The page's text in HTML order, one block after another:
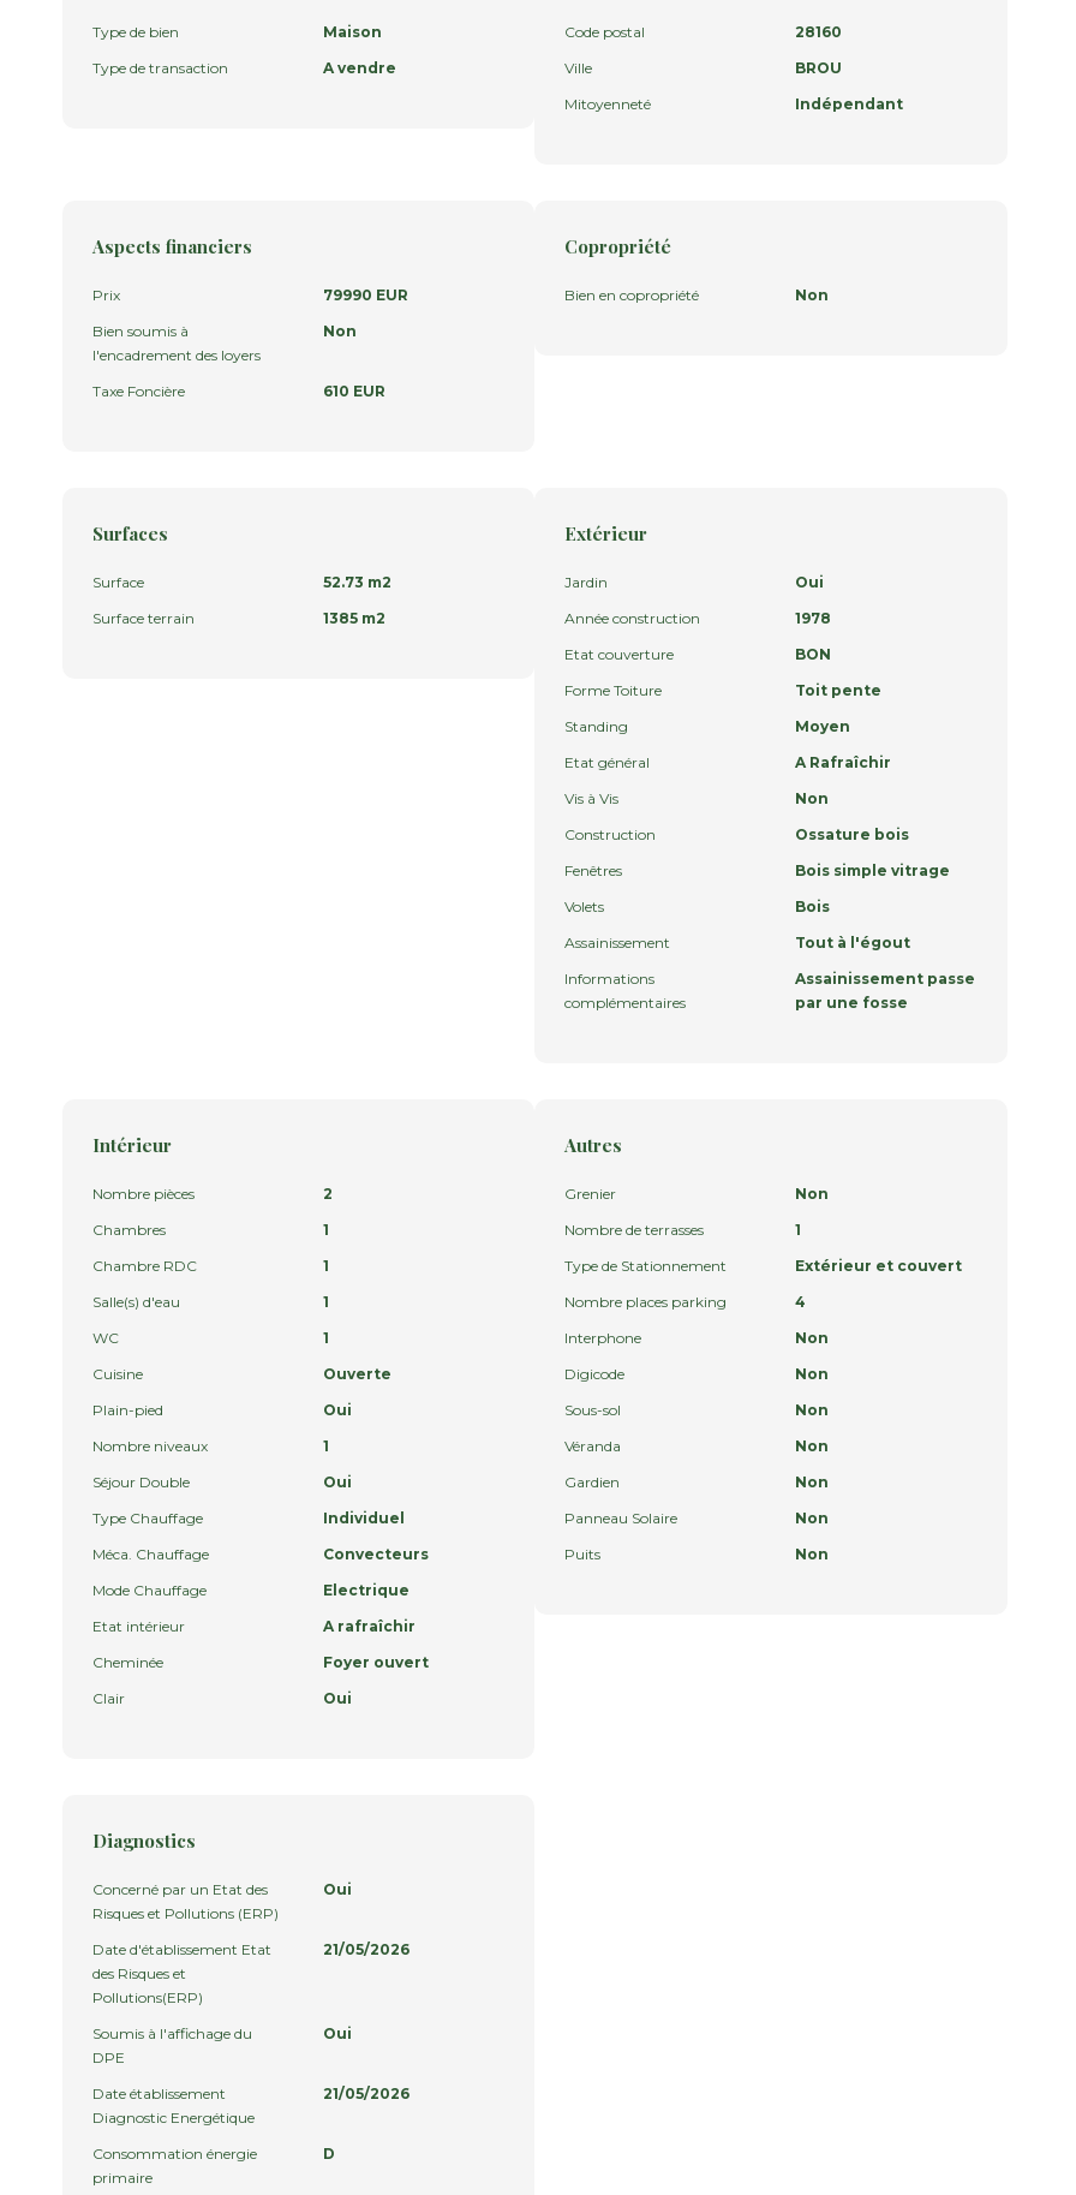
Type de bien
Maison
Type de transaction
A vendre
Code postal
28160
Ville
BROU
Mitoyenneté
Indépendant
Aspects financiers
Prix
79990 EUR
Bien soumis à
l'encadrement des loyers
Non
Taxe Foncière 610 EUR
Copropriété
Bien en copropriété Non
Surfaces
Surface
52.73 m2
Surface terrain
1385 m2
Extérieur
Jardin
Oui
Année construction
1978
Etat couverture
BON
Forme Toiture
Toit pente
Standing
Moyen
Etat général
A Rafraîchir
Vis à Vis
Non
Construction
Ossature bois
Fenêtres
Bois simple vitrage
Volets
Bois
Assainissement
Tout à l'égout
Informations
complémentaires
Assainissement passe
par une fosse
Intérieur
Nombre pièces
2
Chambres
1
Chambre RDC
1
Salle(s) d'eau
1
WC
1
Cuisine
Ouverte
Plain-pied
Oui
Nombre niveaux
1
Séjour Double
Oui
Type Chauffage
Individuel
Méca. Chauffage
Convecteurs
Mode Chauffage
Electrique
Etat intérieur
A rafraîchir
Cheminée
Foyer ouvert
Clair
Oui
Autres
Grenier
Non
Nombre de terrasses
1
Type de Stationnement
Extérieur et couvert
Nombre places parking
4
Interphone
Non
Digicode
Non
Sous-sol
Non
Véranda
Non
Gardien
Non
Panneau Solaire
Non
Puits
Non
Diagnostics
Concerné par un Etat des
Risques et Pollutions (ERP)
Oui
Date d'établissement Etat
des Risques et
Pollutions(ERP)
21/05/2026
Soumis à l'affichage du
DPE
Oui
Date établissement
Diagnostic Energétique
21/05/2026
Consommation énergie
primaire
D